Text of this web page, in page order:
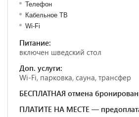
Телефон
Кабельное ТВ
Wi-Fi
Питание:
включен шведский стол
Доп. услуги:
Wi-Fi, парковка, сауна, трансфер
БЕСПЛАТНАЯ отмена
ПЛАТИТЕ НА МЕСТЕ —